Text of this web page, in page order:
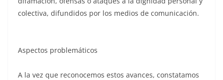
colectiva, difundidos por los medios de comunicación.
Aspectos problemáticos
A la vez que reconocemos estos avances, constatamos